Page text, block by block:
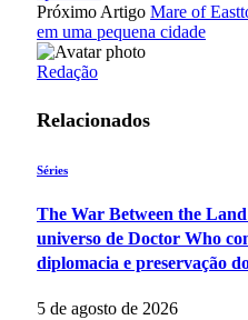
Próximo Artigo Mare of
em uma pequena cidade
Redação
Relacionados
Séries
The War Between the
universo de Doctor Who
diplomacia e preservação
5 de agosto de 2026